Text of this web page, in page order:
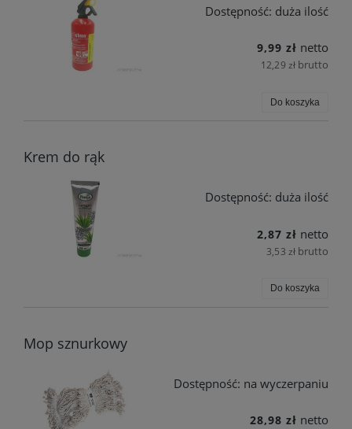
Dostępność: duża ilość
9,99 zł netto
12,29 zł brutto
Do koszyka
Krem do rąk
Dostępność: duża ilość
2,87 zł netto
3,53 zł brutto
Do koszyka
Mop sznurkowy
Dostępność: na wyczerpaniu
28,98 zł netto